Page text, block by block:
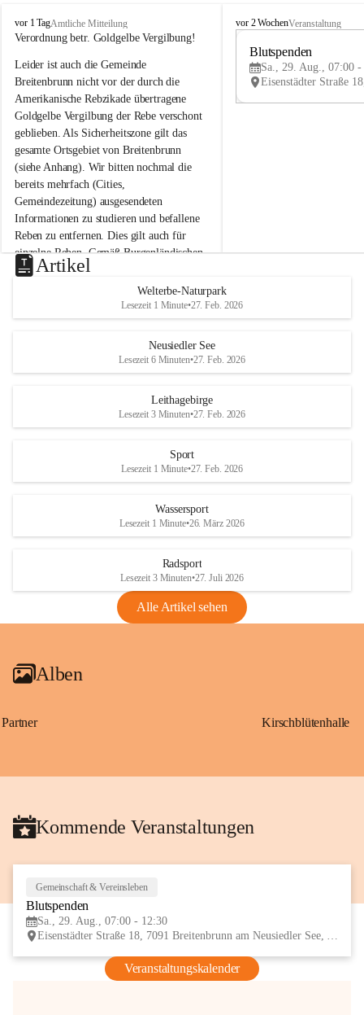
B
r
i
t
e
n
b
r
u
n
n
a
m
N
e
u
s
d
S
vor 1 TagAmtliche Mitteilung
Verordnung betr. Goldgelbe Vergilbung!
Leider ist auch die Gemeinde
Breitenbrunn nicht vor der durch die
Amerikanische Rebzikade übertragene
Goldgelbe Vergilbung der Rebe verschont
geblieben. Als Sicherheitszone gilt das
gesamte Ortsgebiet von Breitenbrunn
(siehe Anhang). Wir bitten nochmal die
bereits mehrfach (Cities,
Gemeindezeitung) ausgesendeten
Informationen zu studieren und befallene
Reben zu entfernen. Dies gilt auch für
einzelne Reben. Gemäß Burgenländischen
Weinbaugesetz sind nicht gepflegte oder
unzulässige Weingärten zu roden! Bitte
helfen wir zusammen um unsere Winzer
vor den prognostizierten Ernteausfällen
und den daraus folgenden wirtschaftlichen
Maßnahmen zur Bekämpfung
Rebe und der Amerikanischen
Anhang VBl. EU Nr. 18
1 Seite•1,4 MB
VBl. EU Nr. 18_2026
B
e
u
e
d
r
S
vor 2 WochenVeranstaltung
Blutspenden
Sa., 29. Aug., 07:00 -
Artikel
Welterbe-Naturpark
Lesezeit 1 Minute•27. Feb. 2026
Neusiedler See
Lesezeit 6 Minuten•27. Feb. 2026
Leithagebirge
Lesezeit 3 Minuten•27. Feb. 2026
Sport
Lesezeit 1 Minute•27. Feb. 2026
Wassersport
Lesezeit 1 Minute•26. März 2026
Radsport
Lesezeit 3 Minuten•27. Juli 2026
Alle Artikel sehen
Alben
Partner Kirschblütenhalle
Kommende Veranstaltungen
Gemeinschaft & Vereinsleben
Blutspenden
Sa., 29. Aug., 07:00 - 12:30
Eisenstädter Straße 18, 7091 Breitenbrunn am Neusiedler See, AUT
Veranstaltungskalender